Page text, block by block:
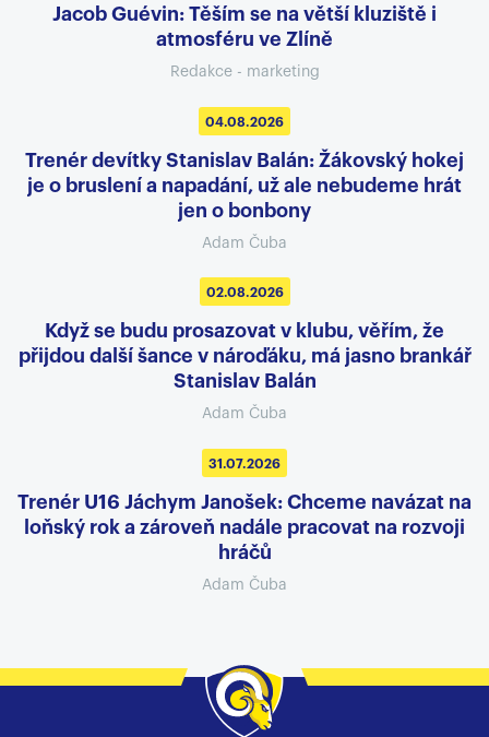
Jacob Guévin: Těším se na větší kluziště i
atmosféru ve Zlíně
Redakce - marketing
04.08.2026
Trenér devítky Stanislav Balán: Žákovský hokej
je o bruslení a napadání, už ale nebudeme hrát
jen o bonbony
Adam Čuba
02.08.2026
Když se budu prosazovat v klubu, věřím, že
přijdou další šance v nároďáku, má jasno brankář
Stanislav Balán
Adam Čuba
31.07.2026
Trenér U16 Jáchym Janošek: Chceme navázat na
loňský rok a zároveň nadále pracovat na rozvoji
hráčů
Adam Čuba